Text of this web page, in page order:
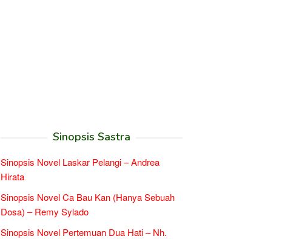
Sinopsis Sastra
Sinopsis Novel Laskar Pelangi – Andrea
Hirata
Sinopsis Novel Ca Bau Kan (Hanya Sebuah
Dosa) – Remy Sylado
Sinopsis Novel Pertemuan Dua Hati – Nh.